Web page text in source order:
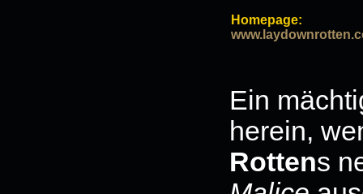
Homepage:
Ein
herein,
Rottens